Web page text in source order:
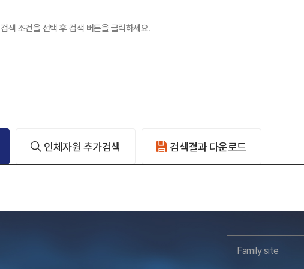
검색 조건을 선택 후 검색 버튼을 클릭하세요.
인체자원 추가검색 검색결과 다운로드
Family site